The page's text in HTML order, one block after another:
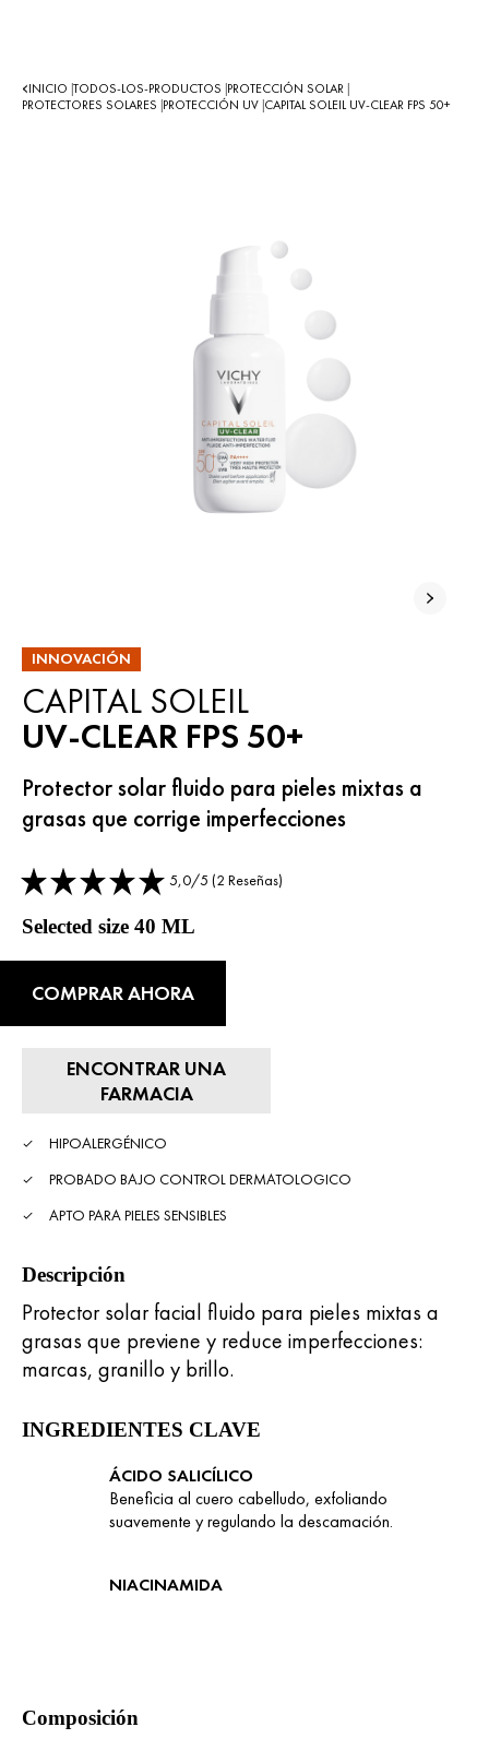
INICIO TODOS-LOS-PRODUCTOS PROTECCIÓN SOLAR
PROTECTORES SOLARES PROTECCIÓN UV CAPITAL SOLEIL UV-CLEAR FPS 50+
INNOVACIÓN
CAPITAL SOLEIL
UV-CLEAR FPS 50+
Protector solar fluido para pieles mixtas a
grasas que corrige imperfecciones
5,0/5 (2 Reseñas)
Selected size 40 ML
COMPRAR AHORA
ENCONTRAR UNA
FARMACIA
HIPOALERGÉNICO
PROBADO BAJO CONTROL DERMATOLOGICO
APTO PARA PIELES SENSIBLES
Descripción
Protector solar facial fluido para pieles mixtas a
grasas que previene y reduce imperfecciones:
marcas, granillo y brillo.
INGREDIENTES CLAVE
ÁCIDO SALICÍLICO
Beneficia al cuero cabelludo, exfoliando
suavemente y regulando la descamación.
NIACINAMIDA
Composición